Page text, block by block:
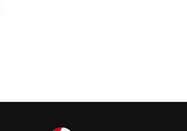
seconda parte di campionato.